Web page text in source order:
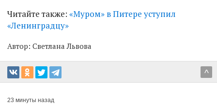
Читайте также: «Муром» в Питере уступил
«Ленинградцу»
Автор: Светлана Львова
^
23 минуты назад